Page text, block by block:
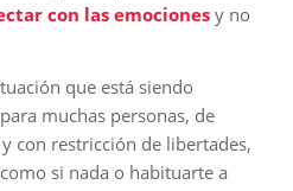
con las emocionesy no
que está siendo
muchas personas, de
con restricción de libertades,
si nada o habituarte a